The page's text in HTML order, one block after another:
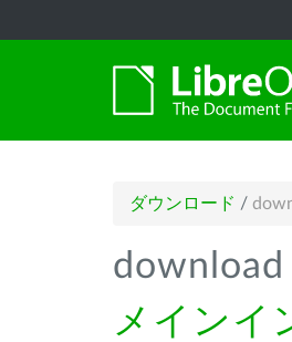
ダウンロード /
download
メインイ